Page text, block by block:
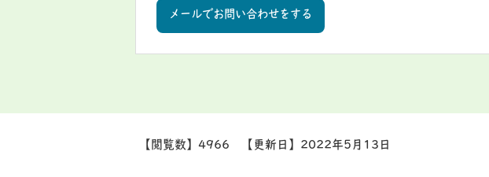
メールでお問い合わせをする
【閲覧数】 4966 【更新日】 2022年5月13日